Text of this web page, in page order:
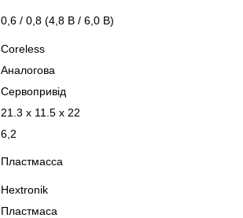
0,6 / 0,8 (4,8 B / 6,0 B)
Coreless
Аналогова
Сервопривід
21.3 x 11.5 x 22
6,2
Пластмасса
Hextronik
Пластмаса